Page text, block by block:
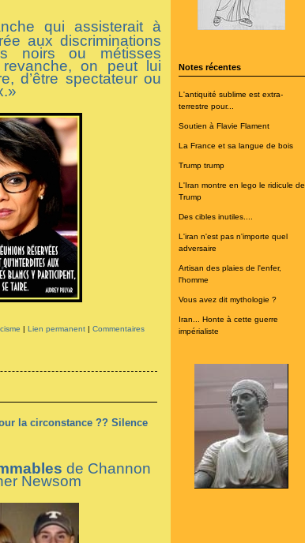
Notes récentes
L'antiquité sublime est extra-
terrestre pour...
Soutien à Flavie Flament
La France et sa langue de bois
Trump trump
L'Iran montre en lego le ridicule de
Trump
Des cibles inutiles....
L'iran n'est pas n'importe quel
adversaire
Artisan des plaies de l'enfer,
l'homme
Vous avez dit mythologie ?
Iran... Honte à cette guerre
impérialiste
qui assisterait à
aux discriminations
noirs ou métisses
on peut lui
d’être spectateur ou
| Lien permanent| Commentaires
la circonstance ?? Silence
de Channon
Newsom